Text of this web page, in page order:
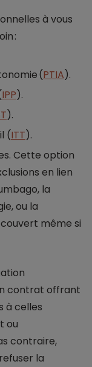
à vous
:
(PTIA).
IPP).
).
(ITT).
Cette option
en lien
la
ou la
même si
contrat offrant
à celles
ou
contraire,
la